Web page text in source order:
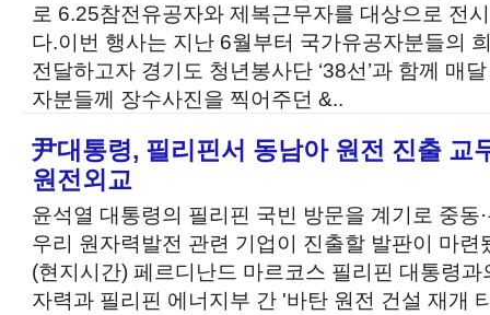
로 6.25참전유공자와 제복근무자를 대상으로 전
다.이번 행사는 지난 6월부터 국가유공자분들의
전달하고자 경기도 청년봉사단 ‘38선’과 함께 매
자분들께 장수사진을 찍어주던 &..
尹대통령, 필리핀서 동남아 원전 진출 교
원전외교
윤석열 대통령의 필리핀 국빈 방문을 계기로 중동
우리 원자력발전 관련 기업이 진출할 발판이 마
(현지시간) 페르디난드 마르코스 필리핀 대통령
자력과 필리핀 에너지부 간 '바탄 원전 건설 재개